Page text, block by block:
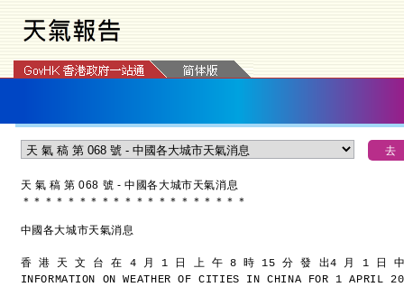
天 氣 稿 第 068 號 - 中國各大城市天氣消息
＊ ＊ ＊ ＊ ＊ ＊ ＊ ＊ ＊ ＊ ＊ ＊ ＊ ＊ ＊ ＊ ＊ ＊ ＊ ＊
中國各大城市天氣消息
香 港 天 文 台 在 4 月 1 日 上 午 8 時 15 分 發 出4 月 1 日
INFORMATION ON WEATHER OF CITIES IN CHINA FOR 1 APRIL